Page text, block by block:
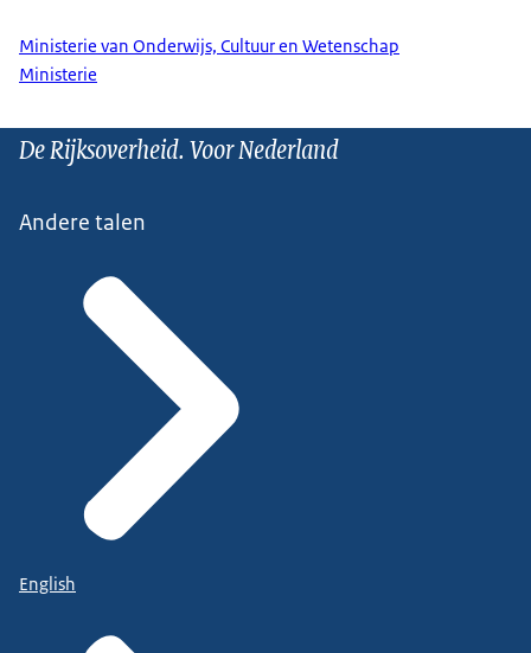
Ministerie van Onderwijs, Cultuur en Wetenschap
Ministerie
De Rijksoverheid. Voor Nederland
Andere talen
English